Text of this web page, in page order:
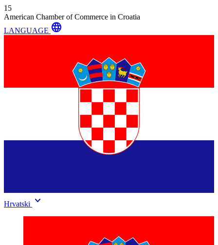
15
American Chamber of Commerce in Croatia
LANGUAGE language
Hrvatski keyboard_arrow_down